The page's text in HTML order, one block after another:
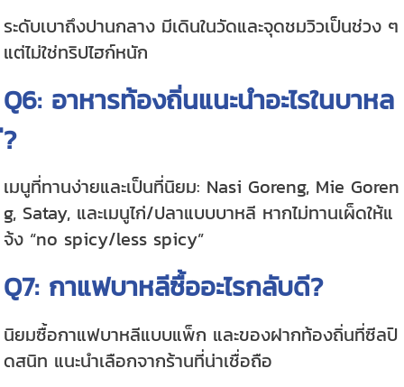
ระดับเบาถึงปานกลาง มีเดินในวัดและจุดชมวิวเป็นช่วง ๆ
แต่ไม่ใช่ทริปไฮก์หนัก
Q6: อาหารท้องถิ่นแนะนำอะไรในบาหล
ี?
เมนูที่ทานง่ายและเป็นที่นิยม: Nasi Goreng, Mie Goren
g, Satay, และเมนูไก่/ปลาแบบบาหลี หากไม่ทานเผ็ดให้แ
จ้ง “no spicy/less spicy”
Q7: กาแฟบาหลีซื้ออะไรกลับดี?
นิยมซื้อกาแฟบาหลีแบบแพ็ก และของฝากท้องถิ่นที่ซีลปิ
ดสนิท แนะนำเลือกจากร้านที่น่าเชื่อถือ